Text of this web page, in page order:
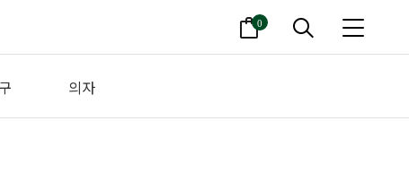
0
의자